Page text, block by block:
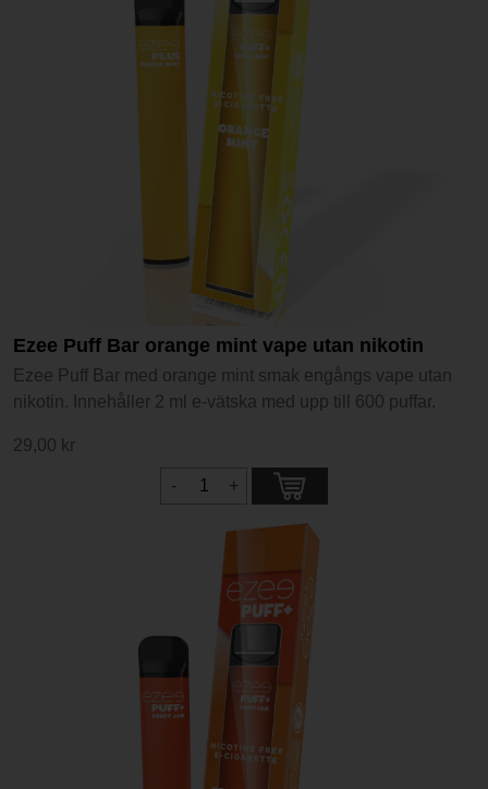
Ezee Puff Bar orange mint vape utan nikotin
Ezee Puff Bar med orange mint smak engångs vape utan
nikotin. Innehåller 2 ml e-vätska med upp till 600 puffar.
29,00 kr